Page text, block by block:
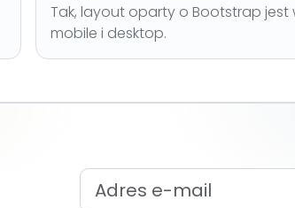
Tak, layout oparty o Bootstrap jest
mobile i desktop.